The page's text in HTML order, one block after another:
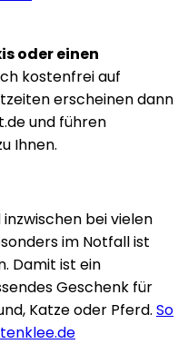
oder einen
kostenfrei auf
erscheinen dann
und führen
Ihnen.
inzwischen bei vielen
im Notfall ist
Damit ist ein
Geschenk für
Katze oder Pferd. So